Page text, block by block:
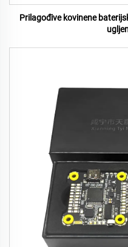
Prilagođive kovinene